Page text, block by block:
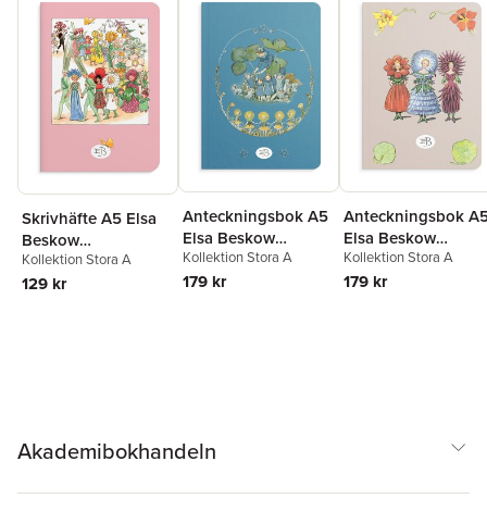
Skrivhäfte A5 Elsa
Beskow
Blomsterfesten rosa
Kollektion Stora A
129 kr
Anteckningsbok A5
Elsa Beskow
Blåsippor och
tussilago blå
Kollektion Stora A
179 kr
Anteckningsbok
Elsa Beskow
Blomsterflickorna
beige
Kollektion Stora A
179 kr
Akademibokhandeln